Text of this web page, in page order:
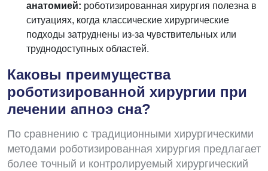
анатомией: роботизированная хирургия полезна в
ситуациях, когда классические хирургические
подходы затруднены из-за чувствительных или
труднодоступных областей.
Каковы преимущества
роботизированной хирургии при
лечении апноэ сна?
По сравнению с традиционными хирургическими
методами роботизированная хирургия предлагает
более точный и контролируемый хирургический